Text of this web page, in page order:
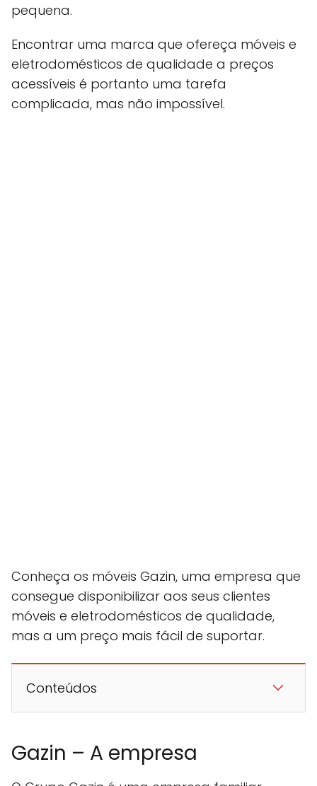
pequena.
Encontrar uma marca que ofereça móveis e
eletrodomésticos de qualidade a preços
acessíveis é portanto uma tarefa
complicada, mas não impossível.
Conheça os móveis Gazin, uma empresa que
consegue disponibilizar aos seus clientes
móveis e eletrodomésticos de qualidade,
mas a um preço mais fácil de suportar.
Conteúdos
Gazin – A empresa